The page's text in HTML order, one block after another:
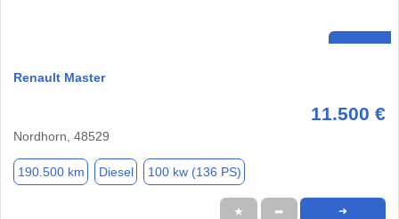
Renault Master
11.500 €
Nordhorn, 48529
190.500 km Diesel 100 kw (136 PS)
★ ➦ ➜